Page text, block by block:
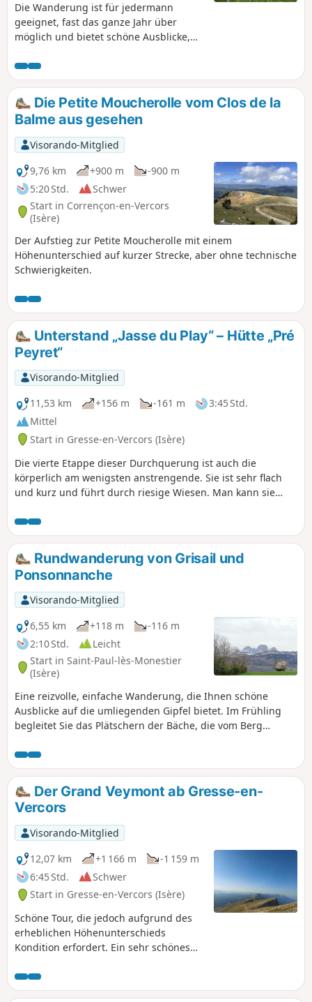
Die Wanderung ist für jedermann
geeignet, fast das ganze Jahr über
möglich und bietet schöne Ausblicke,
Orientierungskenntnisse. Kann auch
mit Schneeschuhen unternommen
werden. Zwischen dem Pas du Serpaton
und Chaumeil gibt es keine Wegweiser.
Die Petite Moucherolle vom Clos de la
Balme aus gesehen
Visorando-Mitglied
9,76 km
+900 m
-900 m
5:20 Std.
Schwer
Start in Corrençon-en-Vercors
(Isère)
Der Aufstieg zur Petite Moucherolle mit einem
Höhenunterschied auf kurzer Strecke, aber ohne technische
Schwierigkeiten.
Unterstand „Jasse du Play“ – Hütte „Pré
Peyret“
Visorando-Mitglied
11,53 km
+156 m -161 m
3:45 Std.
Mittel
Start in Gresse-en-Vercors (Isère)
Die vierte Etappe dieser Durchquerung ist auch die
körperlich am wenigsten anstrengende. Sie ist sehr flach
und kurz und führt durch riesige Wiesen. Man kann sie
Rundwanderung von Grisail und
Ponsonnanche
Visorando-Mitglied
6,55 km
+118 m
-116 m
2:10 Std.
Leicht
Start in Saint-Paul-lès-Monestier
(Isère)
Eine reizvolle, einfache Wanderung, die Ihnen schöne
Ausblicke auf die umliegenden Gipfel bietet. Im Frühling
begleitet Sie das Plätschern der Bäche, die vom Berg
Der Grand Veymont ab Gresse-en-
Vercors
Visorando-Mitglied
12,07 km
+1 166 m
-1 159 m
6:45 Std.
Schwer
Start in Gresse-en-Vercors (Isère)
Schöne Tour, die jedoch aufgrund des
erheblichen Höhenunterschieds
Kondition erfordert. Ein sehr schönes
Hinter dem Pas de la Ville trifft man auf
andere Wanderer.